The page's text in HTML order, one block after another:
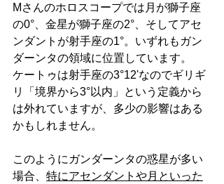
Mさんのホロスコープでは月が獅子座
の0°、金星が獅子座の2°、そしてアセ
ンダントが射手座の1°。いずれもガン
ダーンタの領域に位置しています。
ケートゥは射手座の3°12'なのでギリギ
リ「境界から3°以内」という定義から
は外れていますが、多少の影響はある
かもしれません。
このようにガンダーンタの惑星が多い
場合、 特にアセンダントや月といった